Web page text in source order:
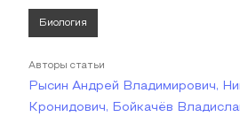
Биология
Авторы статьи
Рысин Андрей Владимирович,
Кронидович, Бойкачёв